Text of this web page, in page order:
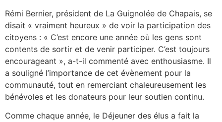
Rémi Bernier, président de La Guignolée de Chapais, se
disait « vraiment heureux » de voir la participation des
citoyens : « C’est encore une année où les gens sont
contents de sortir et de venir participer. C’est toujours
encourageant », a-t-il commenté avec enthousiasme. Il
a souligné l’importance de cet évènement pour la
communauté, tout en remerciant chaleureusement les
bénévoles et les donateurs pour leur soutien continu.
Comme chaque année, le Déjeuner des élus a fait la